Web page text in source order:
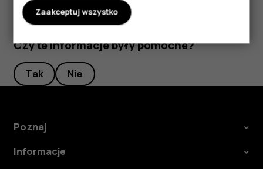
Czy te informacje były pomocne?
Tak Nie
Poznaj
Informacje
Zaakceptuj wszystko